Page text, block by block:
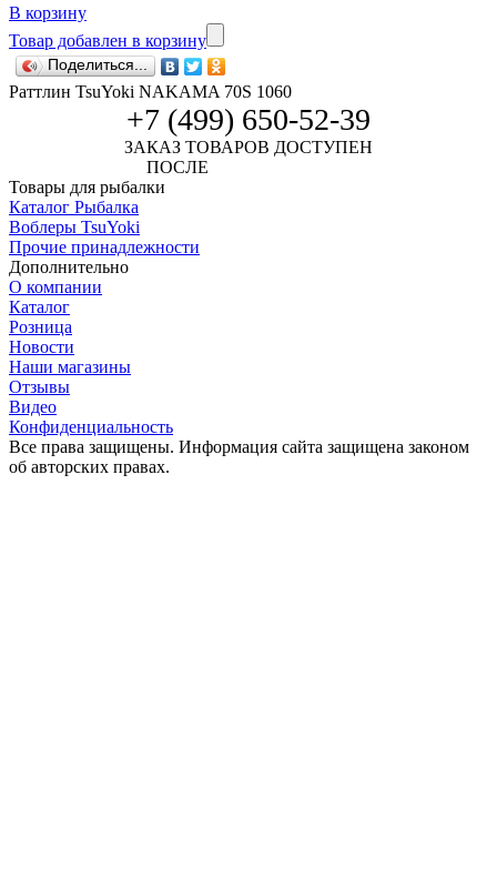
В корзину
Товар добавлен в корзину
Поделиться...
Раттлин TsuYoki NAKAMA 70S 1060
+7 (499) 650-52-39
ЗАКАЗ ТОВАРОВ ДОСТУПЕН
ПОСЛЕ
Товары для рыбалки
Каталог Рыбалка
Воблеры TsuYoki
Прочие принадлежности
Дополнительно
О компании
Каталог
Розница
Новости
Наши магазины
Отзывы
Видео
Конфиденциальность
Все права защищены. Информация сайта защищена законом
об авторских правах.